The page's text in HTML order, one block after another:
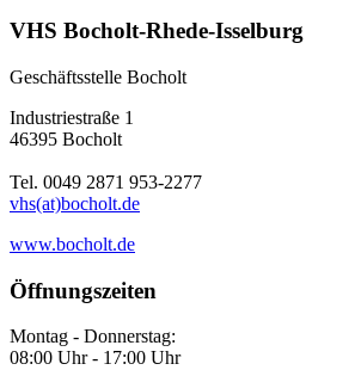
VHS Bocholt-Rhede-Isselburg
Geschäftsstelle Bocholt
Industriestraße 1
46395 Bocholt
Tel. 0049 2871 953-2277
vhs(at)bocholt.de
www.bocholt.de
Öffnungszeiten
Montag - Donnerstag:
08:00 Uhr - 17:00 Uhr